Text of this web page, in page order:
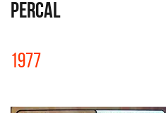
PERCAL
1977